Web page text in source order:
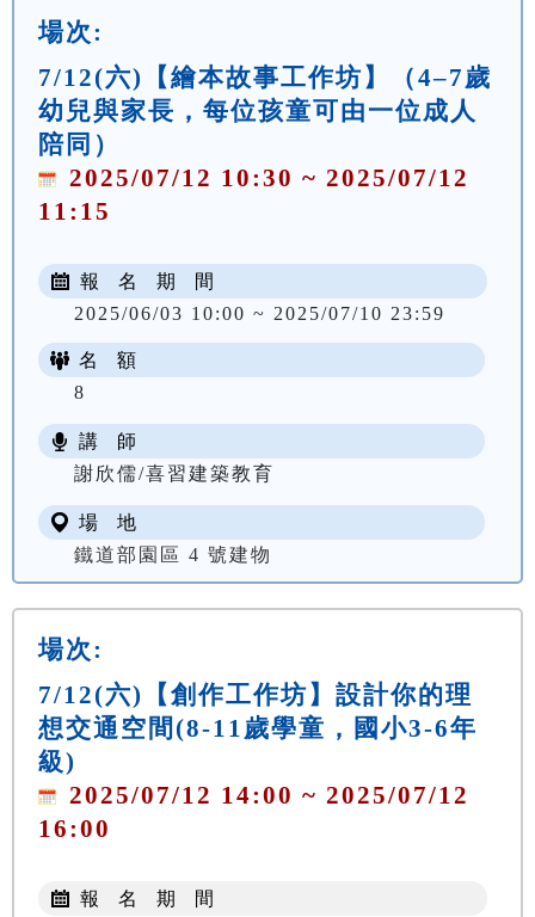
場次:
7/12(六)【繪本故事工作坊】（4–7歲
幼兒與家長，每位孩童可由一位成人
陪同）
2025/07/12 10:30 ~ 2025/07/12
11:15
報 名 期 間
2025/06/03 10:00 ~ 2025/07/10 23:59
名 額
8
講 師
謝欣儒/喜習建築教育
場 地
鐵道部園區 4 號建物
場次:
7/12(六)【創作工作坊】設計你的理
想交通空間(8-11歲學童，國小3-6年
級)
2025/07/12 14:00 ~ 2025/07/12
16:00
報 名 期 間